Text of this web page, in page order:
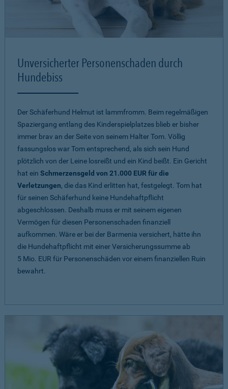
Unversicherter Personenschaden durch
Hundebiss
Der Schäferhund Helmut ist lammfromm. Beim regelmäßigen
Spaziergang entlang des Kinderspielplatzes blieb er bisher
immer brav an der Seite von seinem Halter Tom. Völlig
fassungslos war Tom entsprechend, als sich sein Hund
plötzlich von der Leine losreißt und ein Kind beißt. Ein Gericht
hat ein Schmerzensgeld von 21.000 EUR für die
Verletzungen, die das Kind erlitten hat, festgelegt. Tom hat
für seinen Schäferhund keine Hundehaftpflicht
abgeschlossen. Deshalb muss er mit seinem eigenen
Vermögen für diesen Personenschaden finanziell
aufkommen. Wäre er bei der Barmenia versichert, hätte ihn
die Hundehaftpflicht mit einer Versicherungssumme ab
5 Mio. EUR für Personenschäden vor einem finanziellen Ruin
bewahrt.